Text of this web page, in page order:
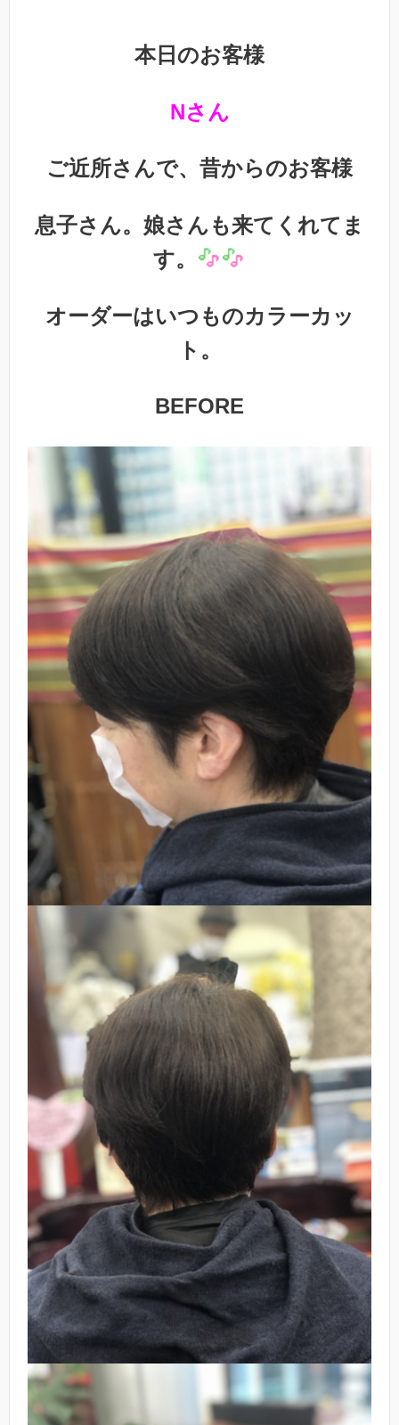
本日のお客様
Nさん
ご近所さんで、昔からのお客様
息子さん。娘さんも来てくれてま
す。
オーダーはいつものカラーカッ
ト。
BEFORE